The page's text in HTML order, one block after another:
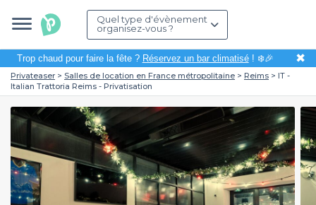
Quel type d'évènement
organisez-vous ?
Trop chaud pour faire la fête ? Réservez un bar climatisé! ❄️🎉 ✖
Privateaser Salles de location en France métropolitaine Reims
IT -
Italian Trattoria Reims - Privatisation